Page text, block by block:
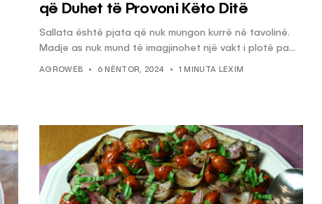
që Duhet të Provoni Këto Ditë
Sallata është pjata që nuk mungon kurrë në tavolinë.
Madje as nuk mund të imagjinohet një vakt i plotë pa...
AGROWEB 6 NËNTOR, 2024 1 MINUTA LEXIM